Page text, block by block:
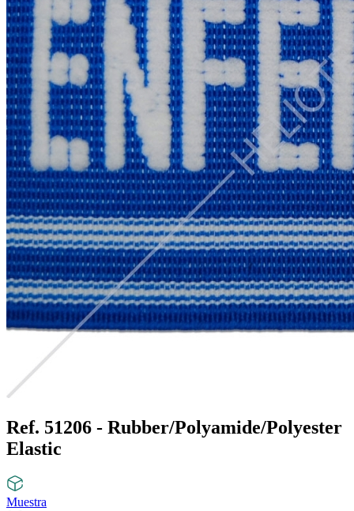
Ref. 51206 - Rubber/Polyamide/Polyester
Elastic
Muestra